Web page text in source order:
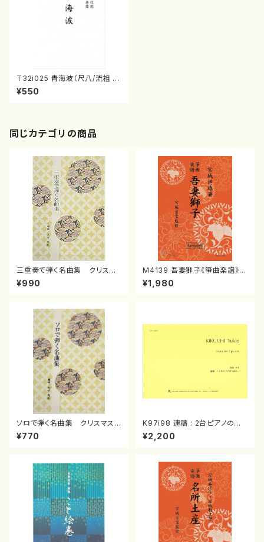
T32i025 青海波（尺八/流祖 中
尾都山/楽譜）都山流公刊楽譜曲
番：24
¥550
同じカテゴリの商品
三重奏で弾く名曲集 クリスマ
スメドレー( 箏2/大平光美 編
曲/楽譜）
¥990
M4139 吾妻獅子《箏曲楽譜》
（箏/宮城道雄著・宮城宗家監修/
箏曲古典楽譜）
¥1,980
ソロで弾く名曲集 クリスマス・
イブ／恋人がサンタクロース(
箏独奏 /大平光美 編曲/楽
¥770
K97i98 連禱 : 2台ピアノのた
めの（2 Pianos / 菊池 幸夫 /
楽譜）
¥2,200